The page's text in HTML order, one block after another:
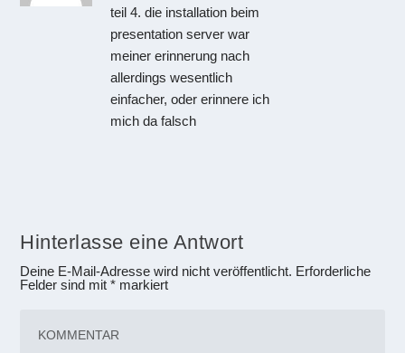
teil 4. die installation beim
presentation server war
meiner erinnerung nach
allerdings wesentlich
einfacher, oder erinnere ich
mich da falsch
Hinterlasse eine Antwort
Deine E-Mail-Adresse wird nicht veröffentlicht. Erforderliche
Felder sind mit* markiert